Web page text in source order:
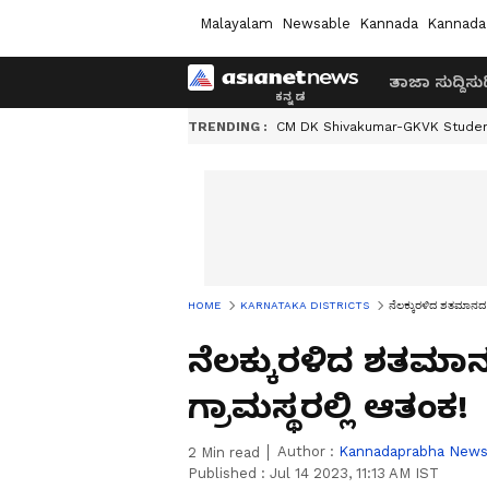
Malayalam Newsable Kannada
ತಾಜಾ ಸುದ್ದಿ
TRENDING : CM DK Shivakumar-GKVK
HOME KARNATAKA DISTRICTS ನೆಲಕ್ಕುರಳಿದ ಶತಮಾನದ
ನೆಲಕ್ಕುರಳಿದ
ಗ್ರಾಮಸ್ಥರಲ್ಲಿ ಆತಂಕ!
2 Min read Author : Kannadaprabha News
Published : Jul 14 2023, 11:13 AM IST